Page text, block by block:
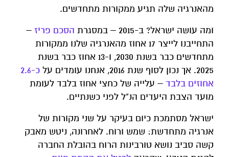
מהאנרגיה שלה תגיע ממקורות מתחדשים.
ומה עושה ישראל? ב-2015 – במסגרת
הסכם פריז –
התחייבנו לייצר 17 אחוז מהאנרגיה שלנו ממקורות
מתחדשים כבר בשנת 2030, ו-13 אחוז כבר בשנת
2025. אך נכון לסוף שנת 2016, אנחנו עומדים על
כ-2.6
אחוזים בלבד – עלייה של כחצי אחוז בלבד לעומת
מועד הצבת היעדים הנ"ל לפני כשנתיים.
ישראל מסתמכת כיום בעיקר על שני מקורות של
אנרגיה מתחדשת: שמש ורוח. לאחרונה, ניטש מאבק
קשה סביב נושא טורבינות הרוח בהובלת החברה